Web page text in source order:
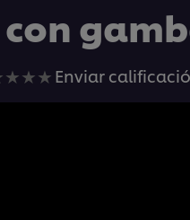
No
se
Enviar